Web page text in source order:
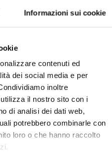
Informazioni sui cookie
contenuti ed
dei social media e per
inoltre
il nostro sito con i
di analisi dei dati web,
potrebbero combinarle con
loro o che hanno raccolto